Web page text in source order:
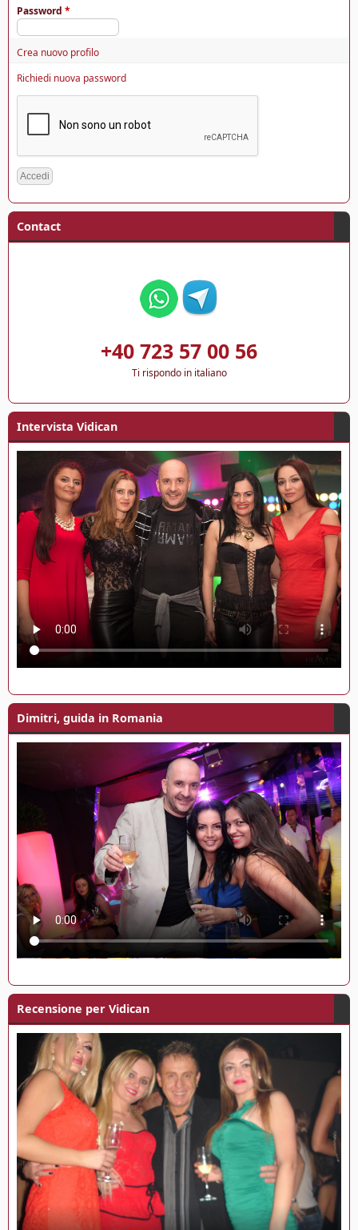
Password *
Crea nuovo profilo
Richiedi nuova password
Contact
+40 723 57 00 56
Ti rispondo in italiano
Intervista Vidican
Dimitri, guida in Romania
Recensione per Vidican